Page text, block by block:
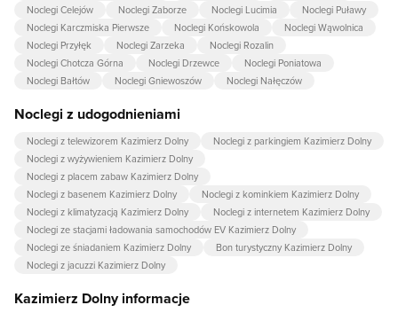
Noclegi Celejów
Noclegi Zaborze Noclegi Lucimia
Noclegi Puławy
Noclegi Karczmiska Pierwsze
Noclegi Końskowola
Noclegi Wąwolnica
Noclegi Przyłęk
Noclegi Zarzeka
Noclegi Rozalin
Noclegi Chotcza Górna
Noclegi Drzewce
Noclegi Poniatowa
Noclegi Bałtów
Noclegi Gniewoszów Noclegi Nałęczów
Noclegi z udogodnieniami
Noclegi z telewizorem Kazimierz Dolny
Noclegi z parkingiem Kazimierz Dolny
Noclegi z wyżywieniem Kazimierz Dolny
Noclegi z placem zabaw Kazimierz Dolny
Noclegi z basenem Kazimierz Dolny
Noclegi z kominkiem Kazimierz Dolny
Noclegi z klimatyzacją Kazimierz Dolny
Noclegi z internetem Kazimierz Dolny
Noclegi ze stacjami ładowania samochodów EV Kazimierz Dolny
Noclegi ze śniadaniem Kazimierz Dolny
Bon turystyczny Kazimierz Dolny
Noclegi z jacuzzi Kazimierz Dolny
Kazimierz Dolny informacje